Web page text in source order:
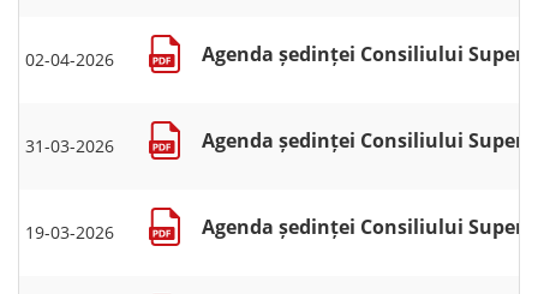
02-04-2026 Agenda ședinței Consiliului
31-03-2026 Agenda ședinței Consiliului
19-03-2026 Agenda ședinței Consiliului